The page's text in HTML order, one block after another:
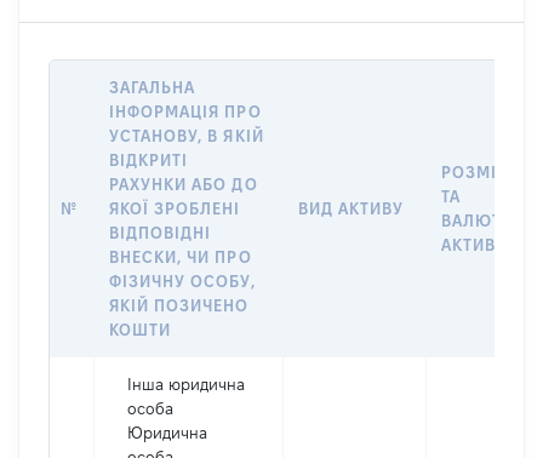
№
ЗАГАЛЬНА
ІНФОРМАЦІЯ ПРО
УСТАНОВУ, В ЯКІЙ
ВІДКРИТІ
РАХУНКИ АБО ДО
ЯКОЇ ЗРОБЛЕНІ
ВІДПОВІДНІ
ВНЕСКИ, ЧИ ПРО
ФІЗИЧНУ ОСОБУ,
ЯКІЙ ПОЗИЧЕНО
КОШТИ
ВИД АКТИВУ
РОЗМІР
ТА
ВАЛЮТА
АКТИВУ
Інша юридична
особа
Юридична